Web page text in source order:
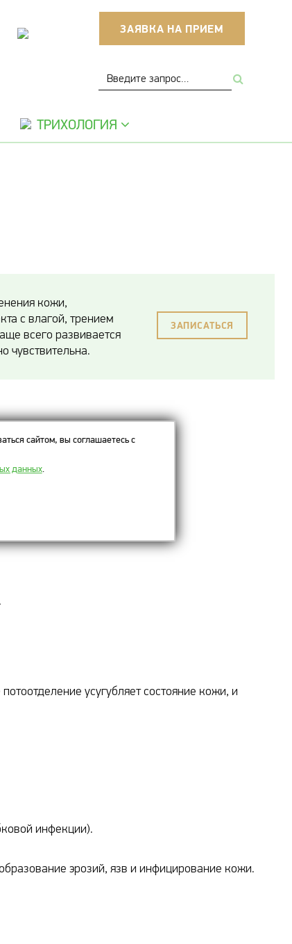
ЗАЯВКА НА ПРИЕМ
ТРИХОЛОГИЯ
кожи,
с влагой, трением
всего развивается
чувствительна.
ЗАПИСАТЬСЯ
усугубляет состояние кожи, и
инфекции).
эрозий, язв и инфицирование кожи.
сайтом, вы соглашаетесь с
данных.